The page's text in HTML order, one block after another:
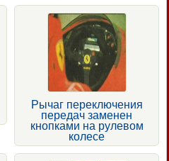
Рычаг переключения
передач заменен
кнопками на рулевом
колесе